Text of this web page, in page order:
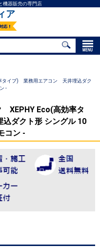
機器販売の専門店
ア
タイプ) 業務用エアコン 天井埋込ダク
-
XEPHY Eco(高効率タ
ダクト形 シングル 10
コン -